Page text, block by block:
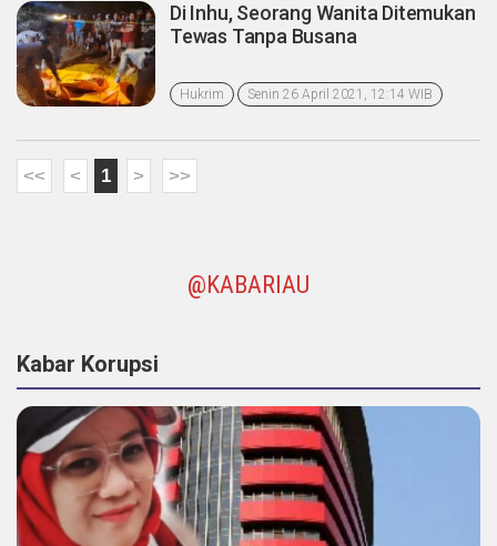
Di Inhu, Seorang Wanita Ditemukan
Tewas Tanpa Busana
Hukrim Senin 26 April 2021, 12:14 WIB
<< < 1 > >>
@KABARIAU
Kabar Korupsi